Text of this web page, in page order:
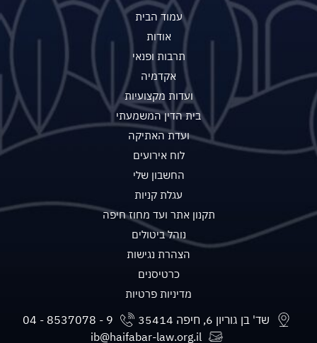
עמוד הבית
אודות
תרבות ופנאי
אקדמיה
ועדות מקצועיות
בית הדין המשמעתי
ועדת האתיקה
לוח אירועים
החשבון שלי
עגלת קניות
תקנון אתר ועד מחוז חיפה
נוהל ביטולים
הצהרת נגישות
כרטיסנים
מדיניות פרטיות
שד' בן גוריון 6, חיפה 35414
ib@haifabar-law.org.il